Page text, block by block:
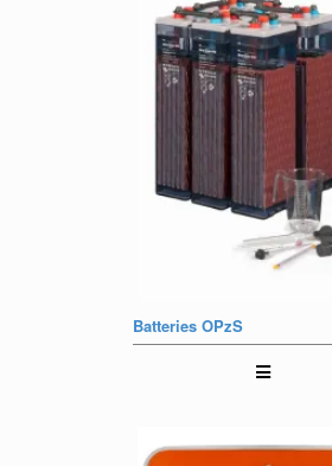
Batteries OPzS